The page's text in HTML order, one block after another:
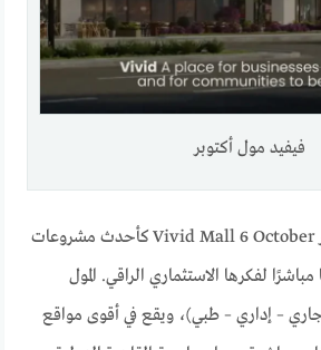
فيفيد مول أكتوبر
يأتي مول فيفيد 6 أكتوبر Vivid Mall 6 October كأحدث مشروعات
لفكرها الاستثماري الراقي. المول
– إداري – طبي)، ويقع في أقوى مواقع